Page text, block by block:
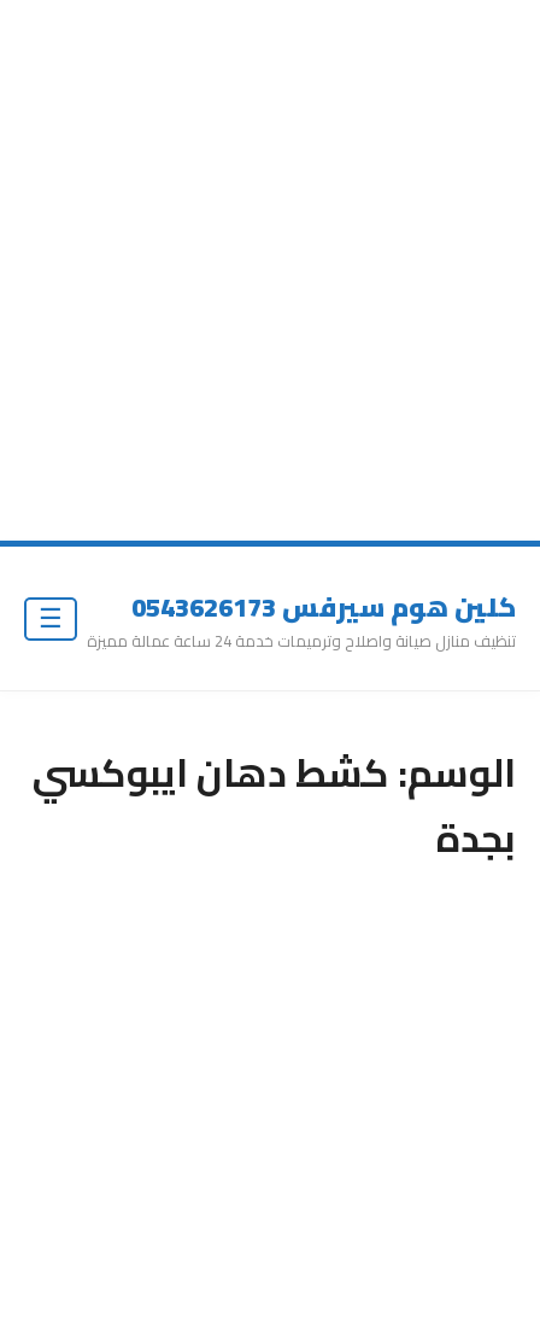
كلين هوم سيرفس 0543626173
تنظيف منازل صيانة واصلاح وترميمات خدمة 24 ساعة عمالة مميزة
الوسم:كشط دهان ايبوكسي
بجدة